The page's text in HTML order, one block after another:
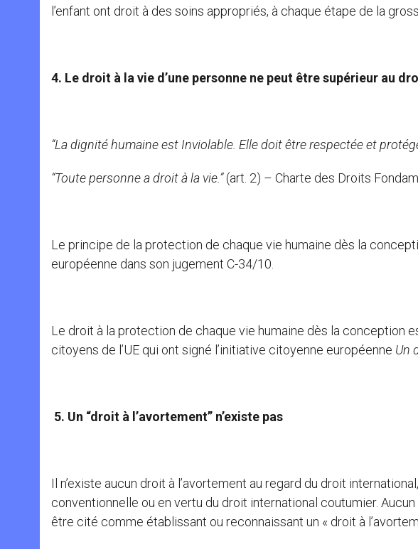
l’enfant ont droit à des soins appropriés, à chaque étape de la
4. Le droit à la vie d’une personne ne peut être supérieur au
“La dignité humaine est Inviolable. Elle doit être respectée et
“Toute personne a droit à la vie.”(art. 2) – Charte des Droits
Le principe de la protection de chaque vie humaine dès la
européenne dans son jugement C-34/10.
Le droit à la protection de chaque vie humaine dès la conception
citoyens de l’UE qui ont signé l’initiative citoyenne européenne Un
5. Un “droit à l’avortement” n’existe pas
Il n’existe aucun droit à l’avortement au regard du droit
conventionnelle ou en vertu du droit international coutumier.
être cité comme établissant ou reconnaissant un « droit à